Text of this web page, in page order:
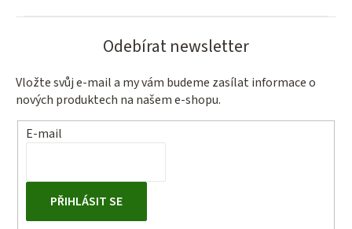
Odebírat newsletter
Vložte svůj e-mail a my vám budeme zasílat informace o
nových produktech na našem e-shopu.
E-mail
PŘIHLÁSIT SE